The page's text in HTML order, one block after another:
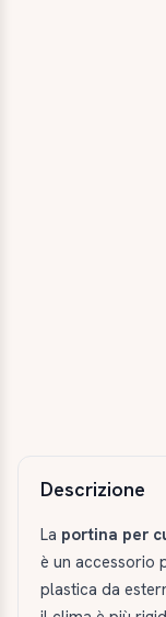
Descrizione
La portina per
è un accessorio
plastica da